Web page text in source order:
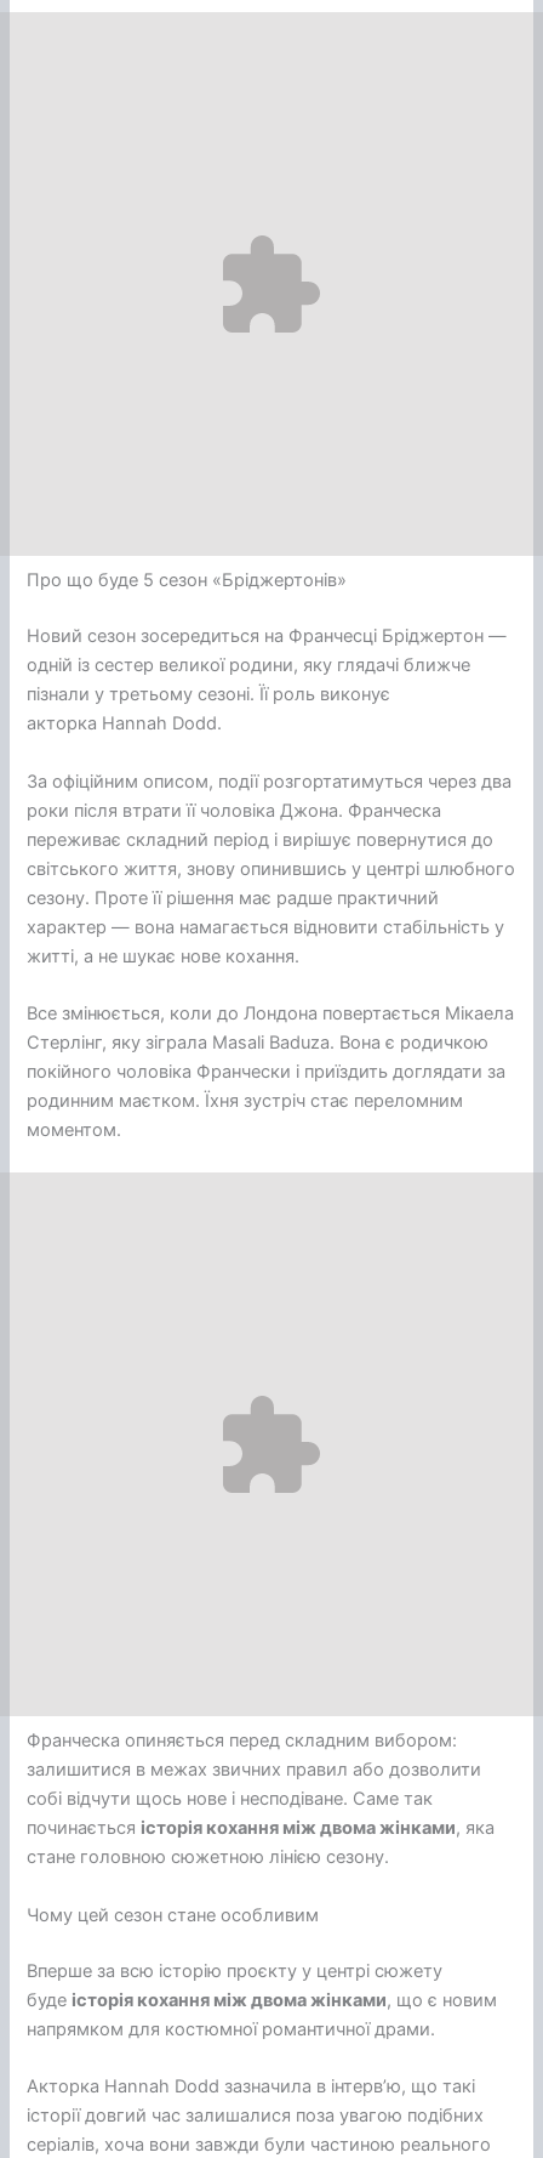
Про що буде 5 сезон «Бріджертонів»
Новий сезон зосередиться на Франчесці Бріджертон —
одній із сестер великої родини, яку глядачі ближче
пізнали у третьому сезоні. Її роль виконує
акторка Hannah Dodd.
За офіційним описом, події розгортатимуться через два
роки після втрати її чоловіка Джона. Франческа
переживає складний період і вирішує повернутися до
світського життя, знову опинившись у центрі шлюбного
сезону. Проте її рішення має радше практичний
характер — вона намагається відновити стабільність у
житті, а не шукає нове кохання.
Все змінюється, коли до Лондона повертається Мікаела
Стерлінг, яку зіграла Masali Baduza. Вона є родичкою
покійного чоловіка Франчески і приїздить доглядати за
родинним маєтком. Їхня зустріч стає переломним
моментом.
Франческа опиняється перед складним вибором:
залишитися в межах звичних правил або дозволити
собі відчути щось нове і несподіване. Саме так
починається історія кохання між двома жінками, яка
стане головною сюжетною лінією сезону.
Чому цей сезон стане особливим
Вперше за всю історію проєкту у центрі сюжету
буде історія кохання між двома жінками, що є новим
напрямком для костюмної романтичної драми.
Акторка Hannah Dodd зазначила в інтерв’ю, що такі
історії довгий час залишалися поза увагою подібних
серіалів, хоча вони завжди були частиною реального